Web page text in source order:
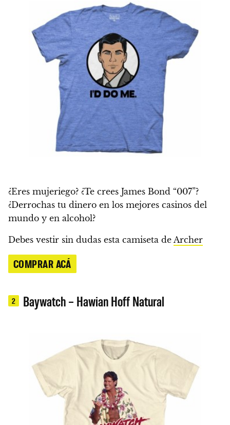
¿Eres mujeriego? ¿Te crees James Bond “007”?
¿Derrochas tu dinero en los mejores casinos del
mundo y en alcohol?
Debes vestir sin dudas esta camiseta de Archer
COMPRAR ACÁ
2 Baywatch – Hawian Hoff Natural